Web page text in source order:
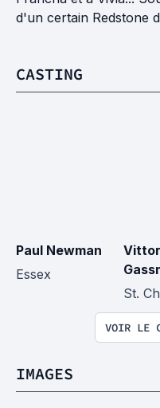
d'un certain Redstone
CASTING
Paul Newman
Essex
St.
VOIR LE
IMAGES